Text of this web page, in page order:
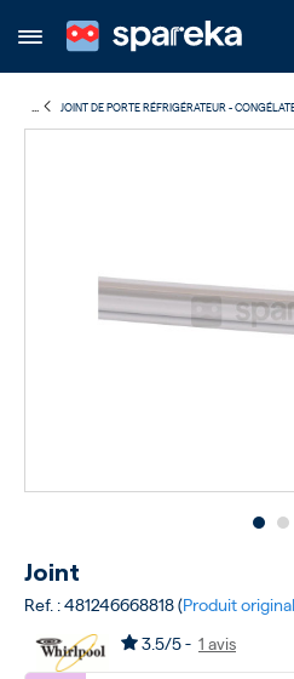
JOINT DE PORTE RÉFRIGÉRATEUR -
Joint
Ref. : 481246668818 (Produit original
3.5/5 - 1 avis